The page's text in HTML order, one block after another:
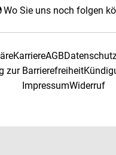
Wo Sie uns noch folgen
KarriereAGB
zur Barrierefreiheit
ImpressumWiderruf